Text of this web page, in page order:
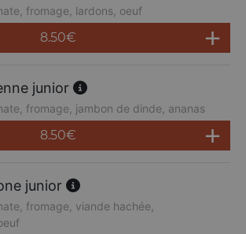
fromage, lardons, oeuf
8.50€
junior
fromage, jambon de dinde, ananas
8.50€
junior
fromage, viande hachée,